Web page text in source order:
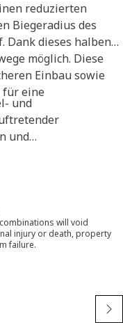
reduzierten
Biegeradius des
Dank dieses halben
möglich. Diese
Einbau sowie
für eine
und
und
will void
injury or death, property
failure.